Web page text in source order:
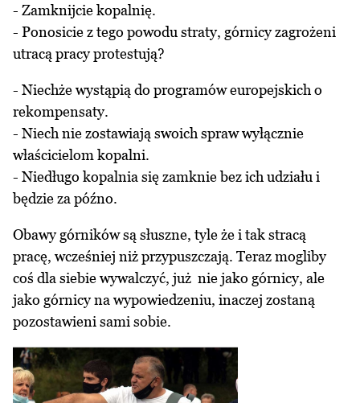
- Zamknijcie kopalnię.
- Ponosicie z tego powodu straty, górnicy zagrożeni
utracą pracy protestują?
- Niechże wystąpią do programów europejskich o
rekompensaty.
- Niech nie zostawiają swoich spraw wyłącznie
właścicielom kopalni.
- Niedługo kopalnia się zamknie bez ich udziału i
będzie za późno.
Obawy górników są słuszne, tyle że i tak stracą
pracę, wcześniej niż przypuszczają. Teraz mogliby
coś dla siebie wywalczyć, już nie jako górnicy, ale
jako górnicy na wypowiedzeniu, inaczej zostaną
pozostawieni sami sobie.